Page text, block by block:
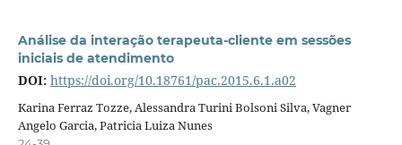
Análise da interação terapeuta-cliente em sessões
iniciais de atendimento
DOI: https://doi.org/10.18761/pac.2015.6.1.a02
Karina Ferraz Tozze, Alessandra Turini Bolsoni Silva, Vagner
Angelo Garcia, Patricia Luiza Nunes